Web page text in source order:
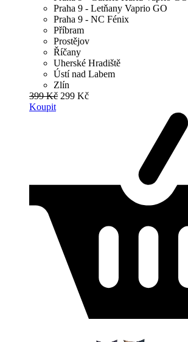
Praha 9 - Letňany Vaprio GO
Praha 9 - NC Fénix
Příbram
Prostějov
Říčany
Uherské Hradiště
Ústí nad Labem
Zlín
399 Kč 299 Kč
Koupit